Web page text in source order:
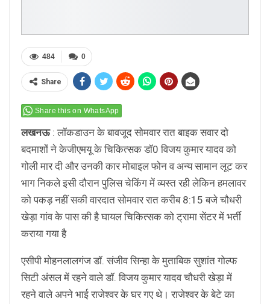
0
484
Share
Share this on WhatsApp
लखनऊ: लॉकडाउन के बावजूद सोमवार रात बाइक सवार दो
बदमाशों ने केजीएमयू के चिकित्सक डॉ0 विजय कुमार यादव को
गोली मार दी और उनकी कार मोबाइल फोन व अन्य सामान लूट कर
भाग निकले इसी दौरान पुलिस चेकिंग में व्यस्त रही लेकिन हमलावर
को पकड़ नहीं सकी वारदात सोमवार रात करीब 8:15 बजे चौधरी
खेड़ा गांव के पास की है घायल चिकित्सक को ट्रामा सेंटर में भर्ती
कराया गया है
एसीपी मोहनलालगंज डॉ. संजीव सिन्हा के मुताबिक सुशांत गोल्फ
सिटी अंसल में रहने वाले डॉ. विजय कुमार यादव चौधरी खेड़ा में
रहने वाले अपने भाई राजेश्वर के घर गए थे। राजेश्वर के बेटे का